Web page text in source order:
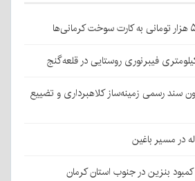
رسمی زمینه‌ساز کلاهبرداری و تضییع
بنزین در جنوب استان کرمان